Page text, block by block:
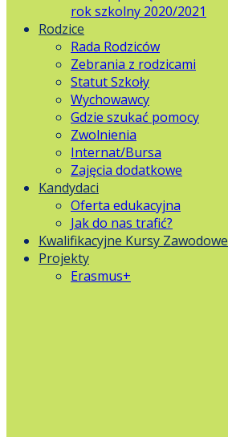
rok szkolny 2020/2021
Rodzice
Rada Rodziców
Zebrania z rodzicami
Statut Szkoły
Wychowawcy
Gdzie szukać pomocy
Zwolnienia
Internat/Bursa
Zajęcia dodatkowe
Kandydaci
Oferta edukacyjna
Jak do nas trafić?
Kwalifikacyjne Kursy Zawodowe
Projekty
Erasmus+